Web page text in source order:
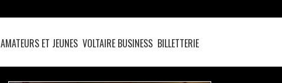
AMATEURS ET JEUNES VOLTAIRE BUSINESS BILLETTERIE